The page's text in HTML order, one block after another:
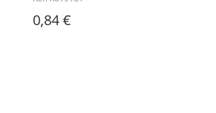
0,84 €